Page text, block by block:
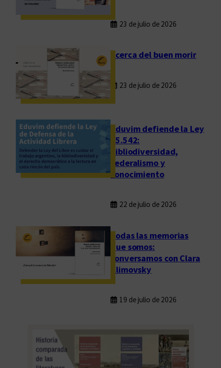
23 de julio de 2026
Acerca del buen morir
23 de julio de 2026
Eduvim defiende la Ley
25.542:
bibliodiversidad,
federalismo y
conocimiento
22 de julio de 2026
Todas las memorias
que somos:
conversamos con Clara
Klimovsky
19 de julio de 2026